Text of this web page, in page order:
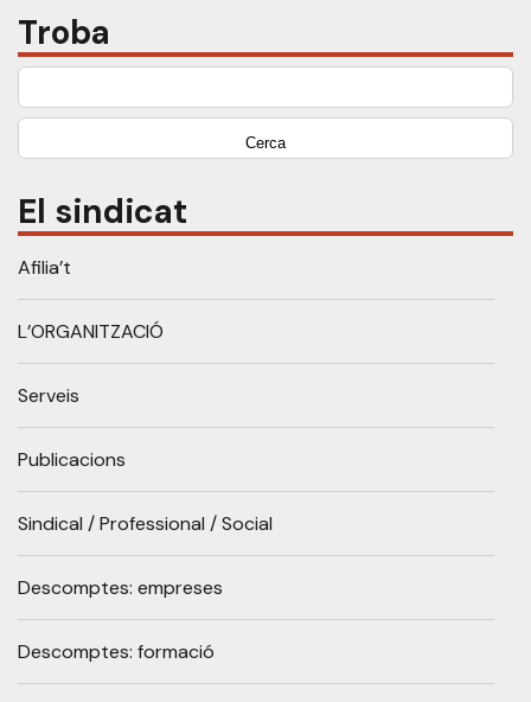
Troba
Cerca:
El sindicat
Afilia’t
L’ORGANITZACIÓ
Serveis
Publicacions
Sindical / Professional / Social
Descomptes: empreses
Descomptes: formació